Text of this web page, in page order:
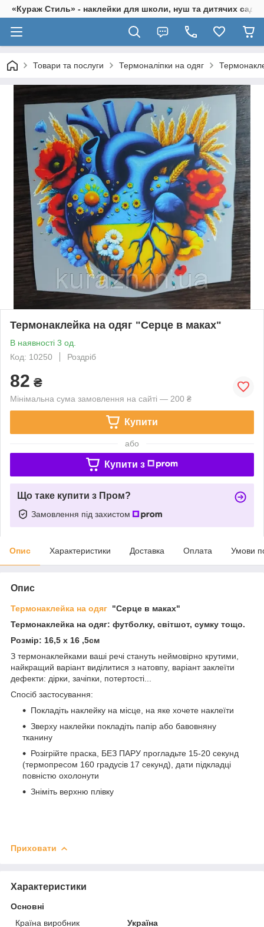
«Кураж Стиль» - наклейки для школи, нуш та дитячих
Товари та послуги Термоналіпки на одяг
Термонаклейка на одяг "Серце в маках"
В наявності 3 од.
Код: 10250
Роздріб
82 ₴
Мінімальна сума замовлення на сайті — 200 ₴
Купити
або
Купити з
Що таке купити з Пром?
Замовлення під захистом
Опис Характеристики Доставка Оплата Умови
Опис
Термонаклейка на одяг "Серце в маках"
Термонаклейка на одяг: футболку, світшот, сумку тощо.
Розмір: 16,5 х 16 ,5см
З термонаклейками ваші речі стануть неймовірно крутими,
найкращий варіант виділитися з натовпу, варіант заклеїти
дефекти: дірки, зачіпки, потертості...
Спосіб застосування:
Покладіть наклейку на місце, на яке хочете наклеїти
Зверху наклейки покладіть папір або бавовняну
тканину
Розігрійте праска, БЕЗ ПАРУ прогладьте 15-20 секунд
(термопресом 160 градусів 17 секунд), дати підкладці
повністю охолонути
Зніміть верхню плівку
Приховати
Характеристики
Основні
Країна виробник
Україна